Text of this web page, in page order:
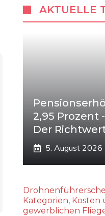
AKTUELLE
2,95 Prozent
Der
5. August 2026
Kategorien,
gewerblichen